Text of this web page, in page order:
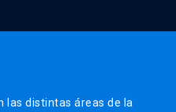
las distintas áreas de la